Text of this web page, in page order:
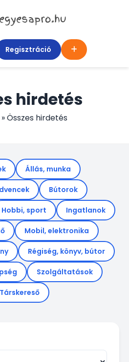
Regisztráció
hirdetés
»Összes hirdetés
Állás, munka
Bútorok
Hobbi, sport Ingatlanok
Mobil, elektronika
Régiség, könyv, bútor
Szolgáltatások
Társkereső